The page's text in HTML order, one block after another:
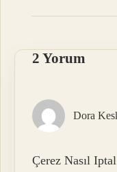
2 Yorum
Dora
Çerez Nasıl